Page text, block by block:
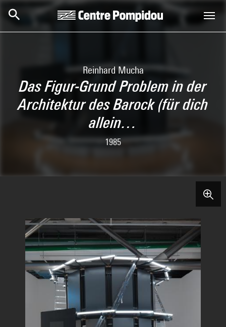
Aller au contenu principal
Centre Pompidou
Reinhard Mucha
Das Figur-Grund Problem in der
Architektur des Barock (für dich
allein…
1985